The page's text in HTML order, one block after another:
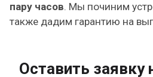
пару часов. Мы починим
также дадим гарантию на
Оставить заявку